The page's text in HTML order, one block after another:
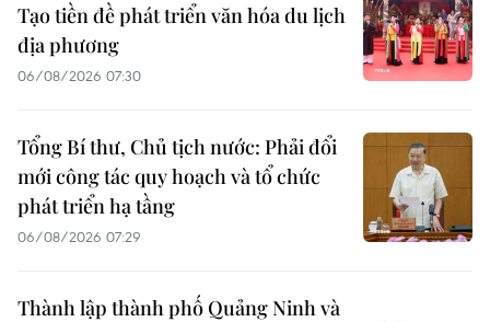
Tạo tiền đề phát triển văn hóa du lịch
địa phương
06/08/2026 07:30
Tổng Bí thư, Chủ tịch nước: Phải đổi
mới công tác quy hoạch và tổ chức
phát triển hạ tầng
06/08/2026 07:29
Thành lập thành phố Quảng Ninh và